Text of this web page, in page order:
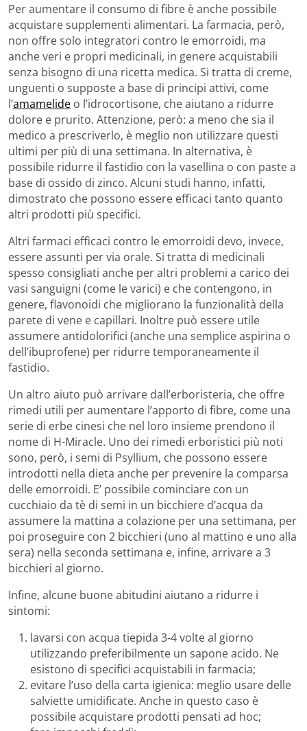
Per aumentare il consumo di fibre è anche possibile
acquistare supplementi alimentari. La farmacia, però,
non offre solo integratori contro le emorroidi, ma
anche veri e propri medicinali, in genere acquistabili
senza bisogno di una ricetta medica. Si tratta di creme,
unguenti o supposte a base di principi attivi, come
l’amamelide o l’idrocortisone, che aiutano a ridurre
dolore e prurito. Attenzione, però: a meno che sia il
medico a prescriverlo, è meglio non utilizzare questi
ultimi per più di una settimana. In alternativa, è
possibile ridurre il fastidio con la vasellina o con paste a
base di ossido di zinco. Alcuni studi hanno, infatti,
dimostrato che possono essere efficaci tanto quanto
altri prodotti più specifici.
Altri farmaci efficaci contro le emorroidi devo, invece,
essere assunti per via orale. Si tratta di medicinali
spesso consigliati anche per altri problemi a carico dei
vasi sanguigni (come le varici) e che contengono, in
genere, flavonoidi che migliorano la funzionalità della
parete di vene e capillari. Inoltre può essere utile
assumere antidolorifici (anche una semplice aspirina o
dell’ibuprofene) per ridurre temporaneamente il
fastidio.
Un altro aiuto può arrivare dall’erboristeria, che offre
rimedi utili per aumentare l’apporto di fibre, come una
serie di erbe cinesi che nel loro insieme prendono il
nome di H-Miracle. Uno dei rimedi erboristici più noti
sono, però, i semi di Psyllium, che possono essere
introdotti nella dieta anche per prevenire la comparsa
delle emorroidi. E’ possibile cominciare con un
cucchiaio da tè di semi in un bicchiere d’acqua da
assumere la mattina a colazione per una settimana, per
poi proseguire con 2 bicchieri (uno al mattino e uno alla
sera) nella seconda settimana e, infine, arrivare a 3
bicchieri al giorno.
Infine, alcune buone abitudini aiutano a ridurre i
sintomi:
lavarsi con acqua tiepida 3-4 volte al giorno
utilizzando preferibilmente un sapone acido. Ne
esistono di specifici acquistabili in farmacia;
evitare l’uso della carta igienica: meglio usare delle
salviette umidificate. Anche in questo caso è
possibile acquistare prodotti pensati ad hoc;